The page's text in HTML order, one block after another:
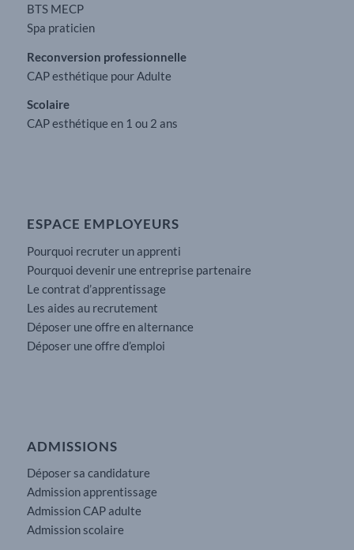
BTS MECP
Spa praticien
Reconversion professionnelle
CAP esthétique pour Adulte
Scolaire
CAP esthétique en 1 ou 2 ans
ESPACE EMPLOYEURS
Pourquoi recruter un apprenti
Pourquoi devenir une entreprise partenaire
Le contrat d’apprentissage
Les aides au recrutement
Déposer une offre en alternance
Déposer une offre d’emploi
ADMISSIONS
Déposer sa candidature
Admission apprentissage
Admission CAP adulte
Admission scolaire